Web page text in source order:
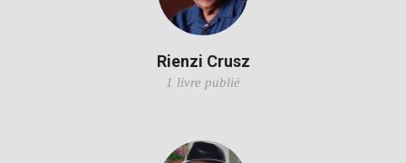
Rienzi Crusz
1 livre publié